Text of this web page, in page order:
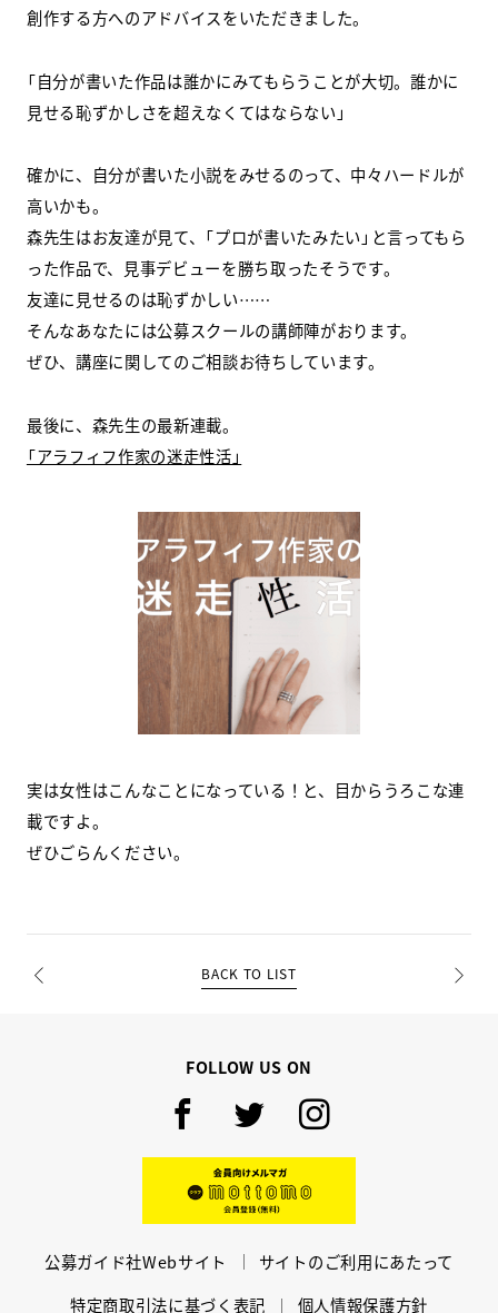
ニュース
資料請求／お問い合わせ
オンライン課題提出
創作する方へのアドバイスをいただきました。
「自分が書いた作品は誰かにみてもらうことが大切。誰かに
見せる恥ずかしさを超えなくてはならない」
確かに、自分が書いた小説をみせるのって、中々ハードルが
高いかも。
森先生はお友達が見て、「プロが書いたみたい」と言ってもら
った作品で、見事デビューを勝ち取ったそうです。
友達に見せるのは恥ずかしい……
そんなあなたには公募スクールの講師陣がおります。
ぜひ、講座に関してのご相談お待ちしています。
最後に、森先生の最新連載。
「アラフィフ作家の迷走性活」
実は女性はこんなことになっている！と、目からうろこな連
載ですよ。
ぜひごらんください。
BACK TO LIST
FOLLOW US ON
Facebook
TwitterInstagram
公募ガイド社Webサイト
サイトのご利用にあたって
特定商取引法に基づく表記
個人情報保護方針